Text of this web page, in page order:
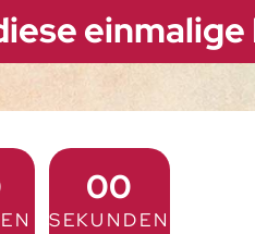
00
SEKUNDEN